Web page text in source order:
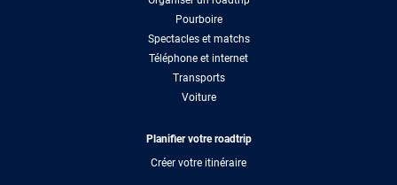
Pourboire
Spectacles et matchs
Téléphone et internet
Transports
Voiture
Planifier votre roadtrip
Créer votre itinéraire